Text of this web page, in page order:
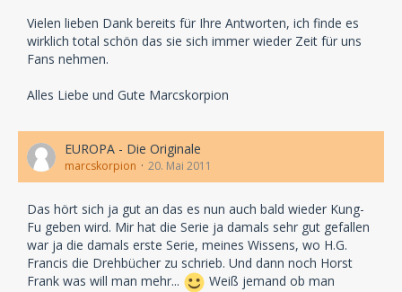
Vielen lieben Dank bereits für Ihre Antworten, ich finde es
wirklich total schön das sie sich immer wieder Zeit für uns
Fans nehmen.
Alles Liebe und Gute Marcskorpion
EUROPA - Die Originale
marcskorpion 20. Mai 2011
Das hört sich ja gut an das es nun auch bald wieder Kung-
Fu geben wird. Mir hat die Serie ja damals sehr gut gefallen
war ja die damals erste Serie, meines Wissens, wo H.G.
Francis die Drehbücher zu schrieb. Und dann noch Horst
Frank was will man mehr...
Weiß jemand ob man